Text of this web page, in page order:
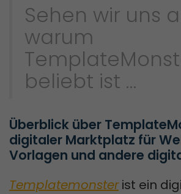
Sehen wir uns
warum
beliebt ist …
Überblick über
digitaler Marktplatz für
Vorlagen und andere
Templatemonsterist ein